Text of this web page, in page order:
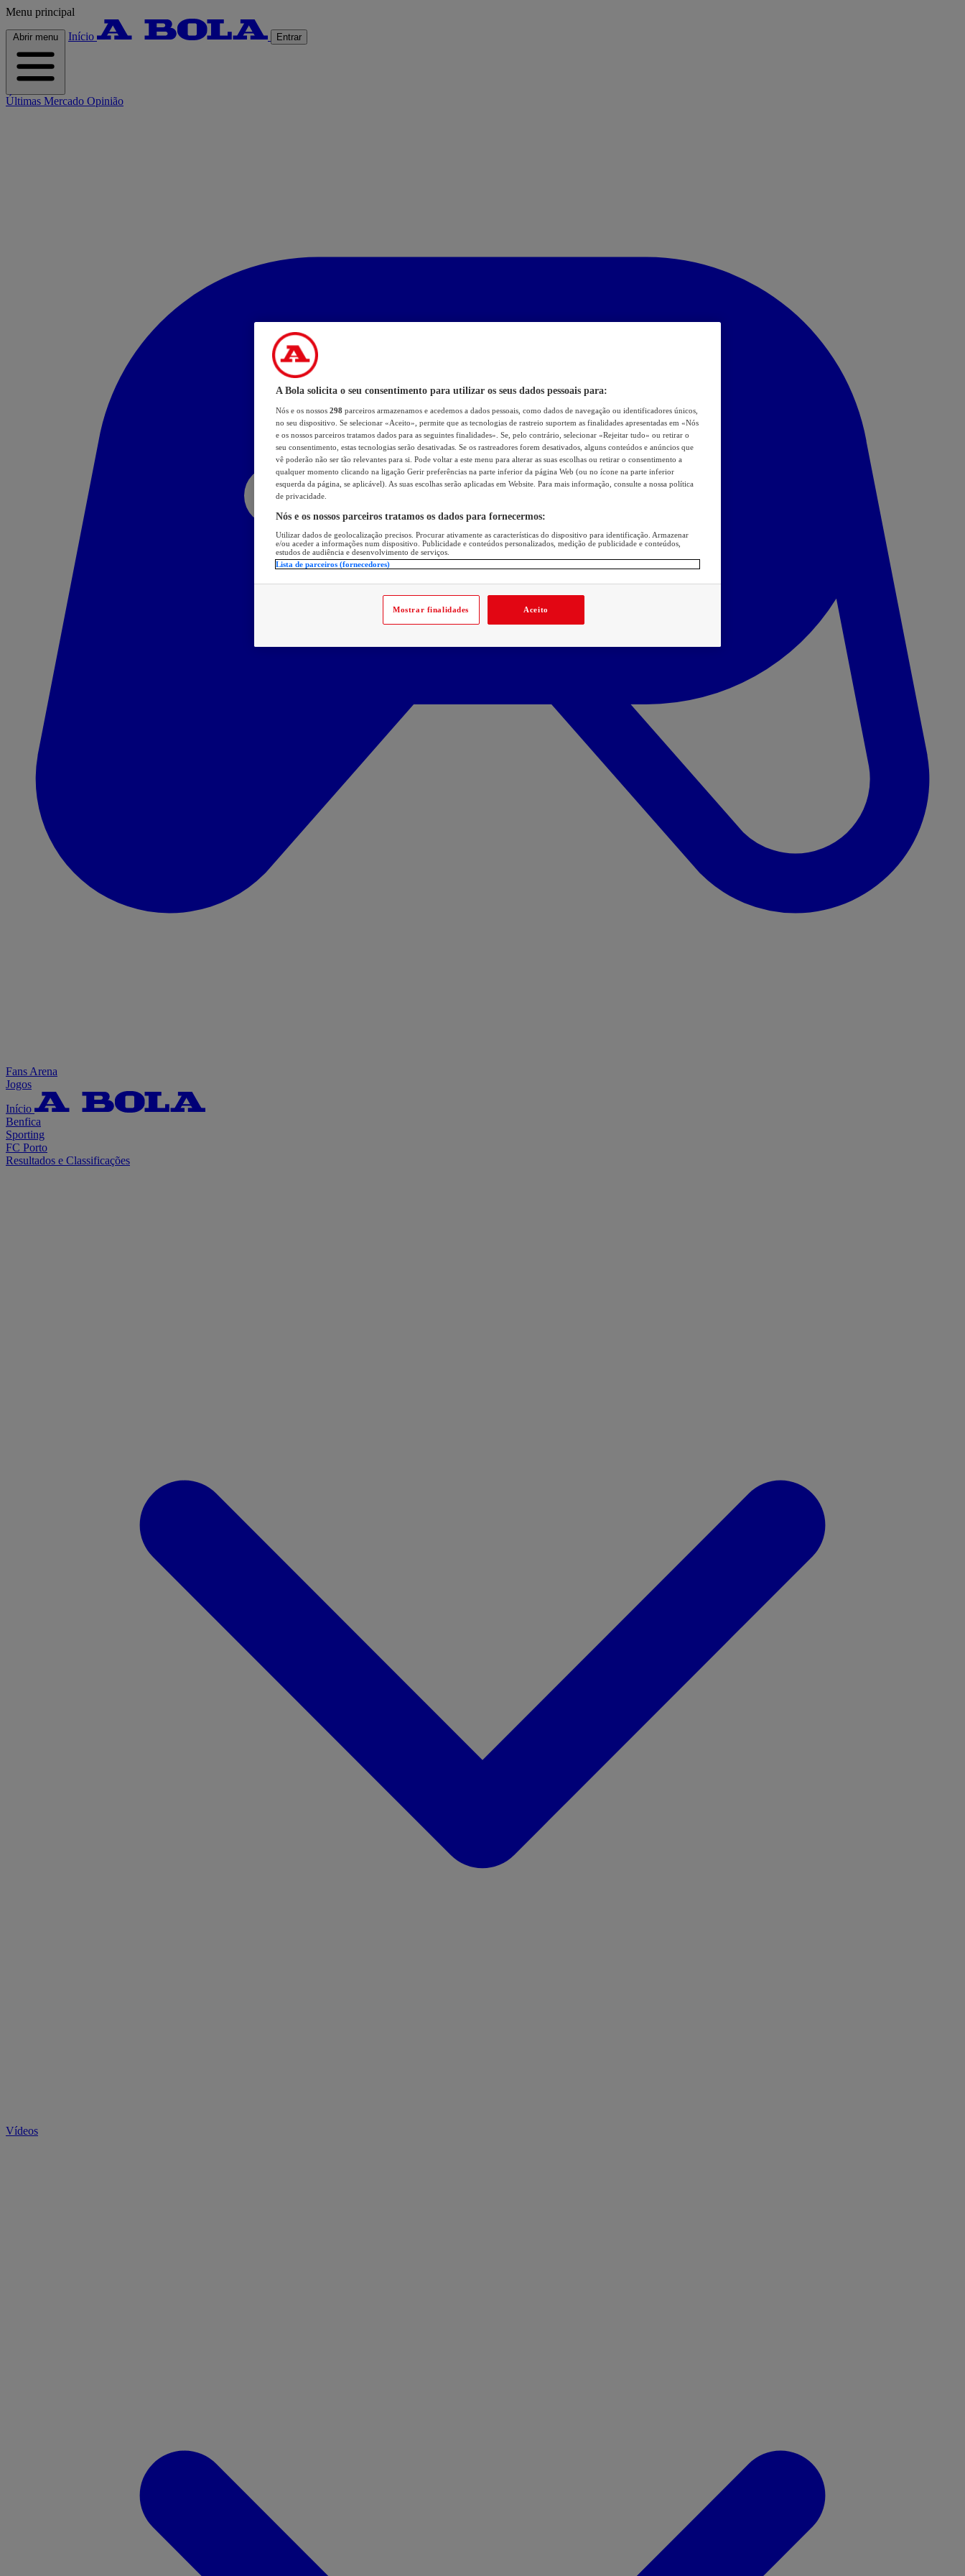
Menu principal
Abrir menu Início Entrar
Últimas Mercado Opinião
Fans Arena
Jogos
Início
Benfica
Sporting
FC Porto
Resultados e Classificações
Vídeos
A Bola solicita o seu consentimento para utilizar os seus dados pessoais para:
Nós e os nossos 298 parceiros armazenamos e acedemos a dados pessoais, como dados de navegação ou identificadores únicos,
no seu dispositivo. Se selecionar «Aceito», permite que as tecnologias de rastreio suportem as finalidades apresentadas em «Nós
e os nossos parceiros tratamos dados para as seguintes finalidades». Se, pelo contrário, selecionar «Rejeitar tudo» ou retirar o
seu consentimento, estas tecnologias serão desativadas. Se os rastreadores forem desativados, alguns conteúdos e anúncios que
vê poderão não ser tão relevantes para si. Pode voltar a este menu para alterar as suas escolhas ou retirar o consentimento a
qualquer momento clicando na ligação Gerir preferências na parte inferior da página Web (ou no ícone na parte inferior
esquerda da página, se aplicável). As suas escolhas serão aplicadas em Website. Para mais informação, consulte a nossa política
de privacidade.
Nós e os nossos parceiros tratamos os dados para fornecermos:
Utilizar dados de geolocalização precisos. Procurar ativamente as características do dispositivo para identificação. Armazenar
e/ou aceder a informações num dispositivo. Publicidade e conteúdos personalizados, medição de publicidade e conteúdos,
estudos de audiência e desenvolvimento de serviços.
Lista de parceiros (fornecedores)
Mostrar finalidades Aceito